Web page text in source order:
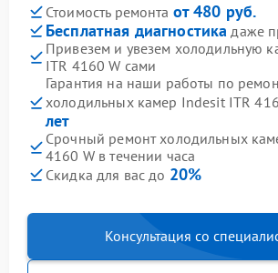
Стоимость ремонта от 480 руб.
Бесплатная диагностика даже
Привезем и увезем холодильную
ITR 4160 W сами
Гарантия на наши работы по
холодильных камер Indesit ITR
лет
Срочный ремонт холодильных
4160 W в течении часа
Скидка для вас до 20%
Консультация со